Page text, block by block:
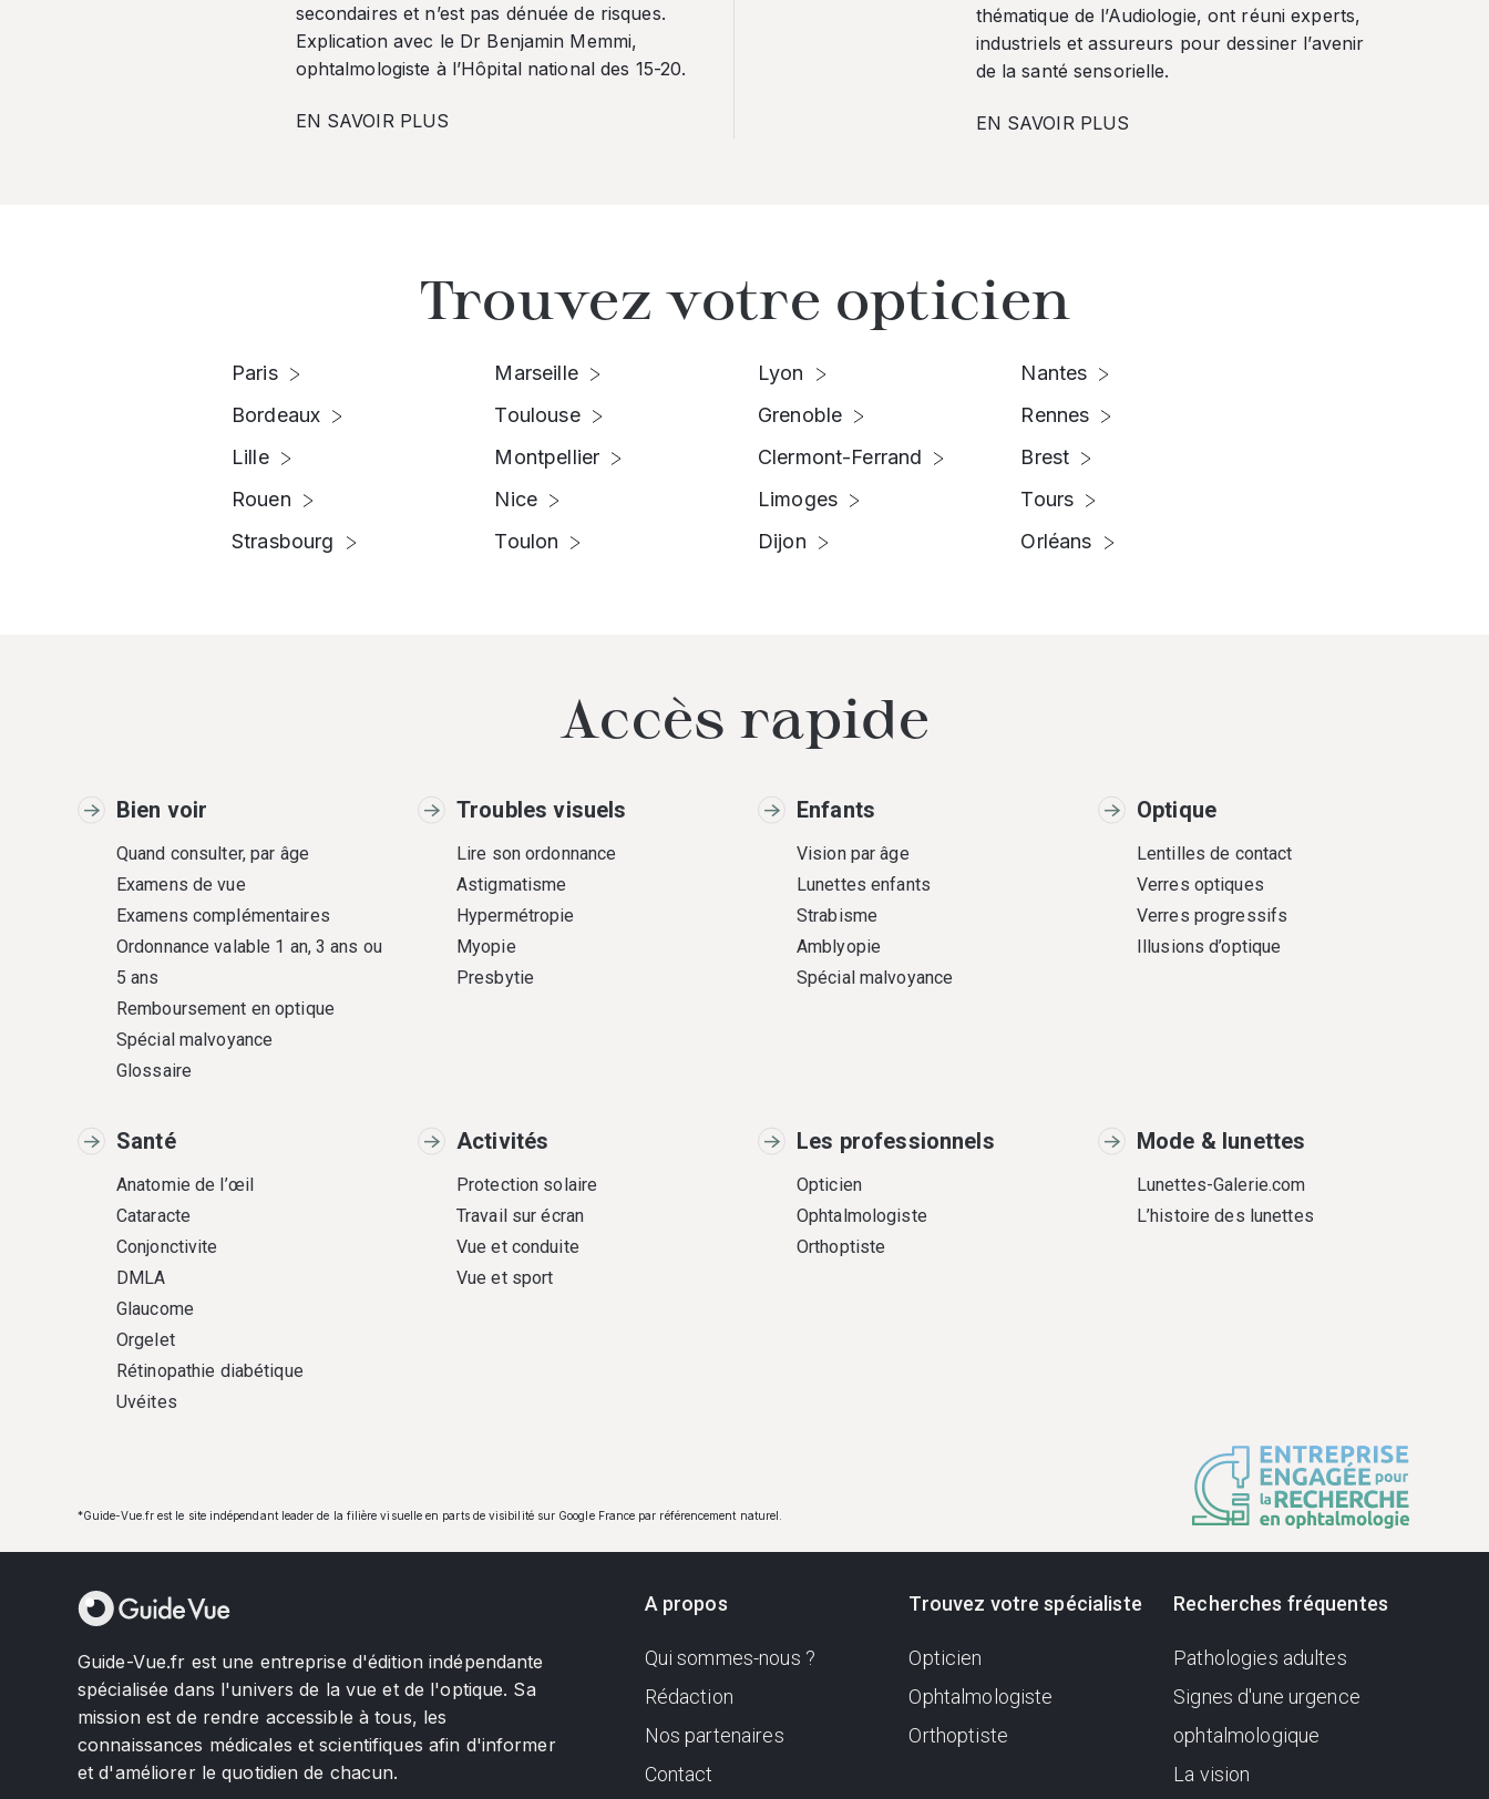
secondaires et n’est pas dénuée de risques.
Explication avec le Dr Benjamin Memmi,
ophtalmologiste à l’Hôpital national des 15-20.
EN SAVOIR PLUS
thématique de l’Audiologie, ont réuni experts,
industriels et assureurs pour dessiner l’avenir
de la santé sensorielle.
EN SAVOIR PLUS
Trouvez votre opticien
Paris
Bordeaux
Lille
Rouen
Strasbourg
Marseille
Toulouse
Montpellier
Nice
Toulon
Lyon
Grenoble
Clermont-Ferrand
Limoges
Dijon
Nantes
Rennes
Brest
Tours
Orléans
Accès rapide
Bien voir
Quand consulter, par âge
Examens de vue
Examens complémentaires
Ordonnance valable 1 an, 3 ans ou
5 ans
Remboursement en optique
Spécial malvoyance
Glossaire
Troubles visuels
Lire son ordonnance
Astigmatisme
Hypermétropie
Myopie
Presbytie
Enfants
Vision par âge
Lunettes enfants
Strabisme
Amblyopie
Spécial malvoyance
Optique
Lentilles de contact
Verres optiques
Verres progressifs
Illusions d’optique
Santé
Anatomie de l’œil
Cataracte
Conjonctivite
DMLA
Glaucome
Orgelet
Rétinopathie diabétique
Uvéites
Activités
Protection solaire
Travail sur écran
Vue et conduite
Vue et sport
Les professionnels
Opticien
Ophtalmologiste
Orthoptiste
Mode & lunettes
Lunettes-Galerie.com
L’histoire des lunettes
*Guide-Vue.fr est le site indépendant leader de la filière visuelle en parts de visibilité sur Google France par référencement naturel.
Guide-Vue.fr est une entreprise d'édition indépendante
spécialisée dans l'univers de la vue et de l'optique. Sa
mission est de rendre accessible à tous, les
connaissances médicales et scientifiques afin d'informer
et d'améliorer le quotidien de chacun.
A propos
Qui sommes-nous ?
Rédaction
Nos partenaires
Contact
Trouvez votre spécialiste
Opticien
Ophtalmologiste
Orthoptiste
Recherches fréquentes
Pathologies adultes
Signes d'une urgence
ophtalmologique
La vision